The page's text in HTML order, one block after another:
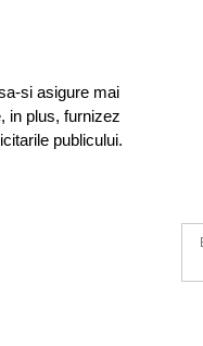
si asigure mai
in plus, furnizez
publicului.